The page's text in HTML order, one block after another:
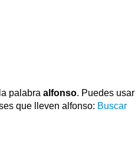
palabra alfonso. Puedes usar
que lleven alfonso: Buscar